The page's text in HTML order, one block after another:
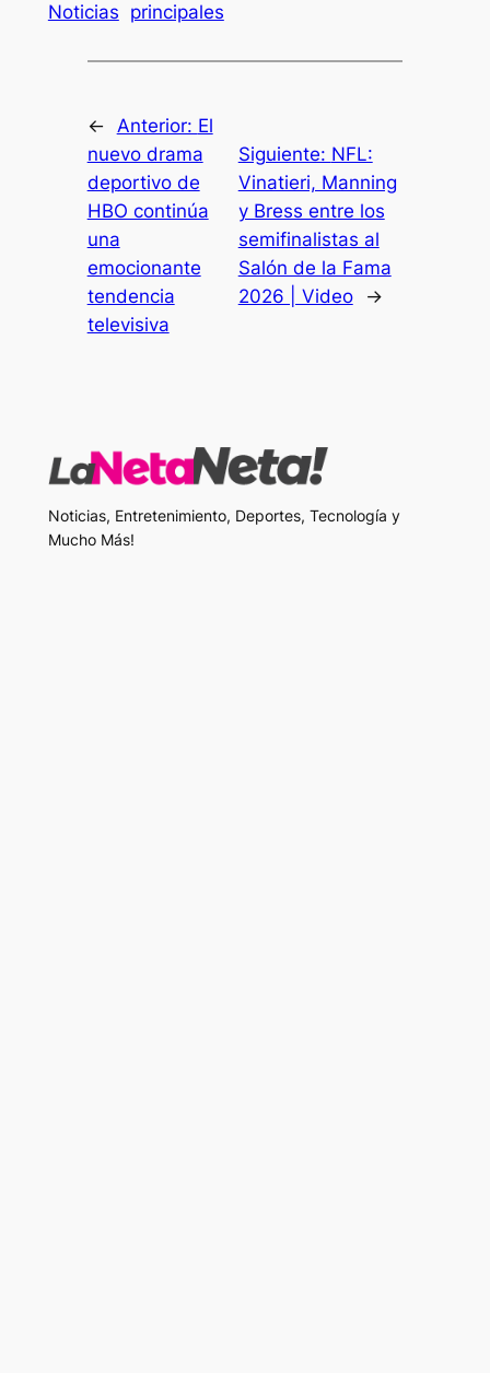
Noticias principales
← Anterior: El
nuevo drama
deportivo de
HBO continúa
una
emocionante
tendencia
televisiva
Siguiente: NFL:
Vinatieri, Manning
y Bress entre los
semifinalistas al
Salón de la Fama
2026 | Video
→
Noticias, Entretenimiento, Deportes, Tecnología y
Mucho Más!